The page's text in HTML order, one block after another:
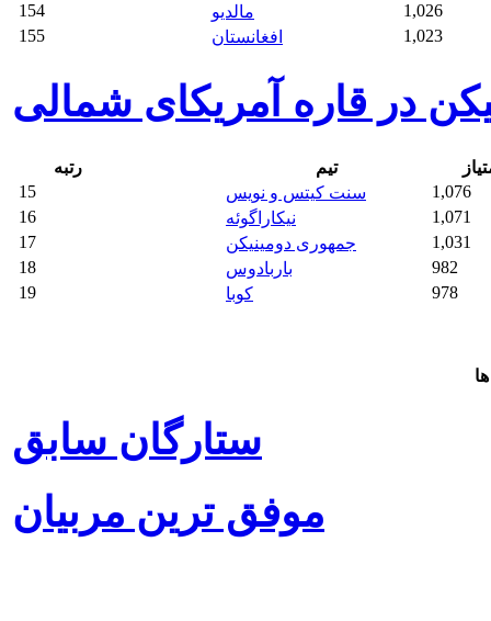
154
مالدیو
1,026
155
افغانستان 1,023
در قاره آمریکای شمالی
رتبه تیم
15
سنت کیتس و نویس
1,076
16
نیکاراگوئه
1,071
17
جمهوری دومینیکن
1,031
18
باربادوس
982
19
کوبا 978
ستارگان سابق
موفق ترین مربیان